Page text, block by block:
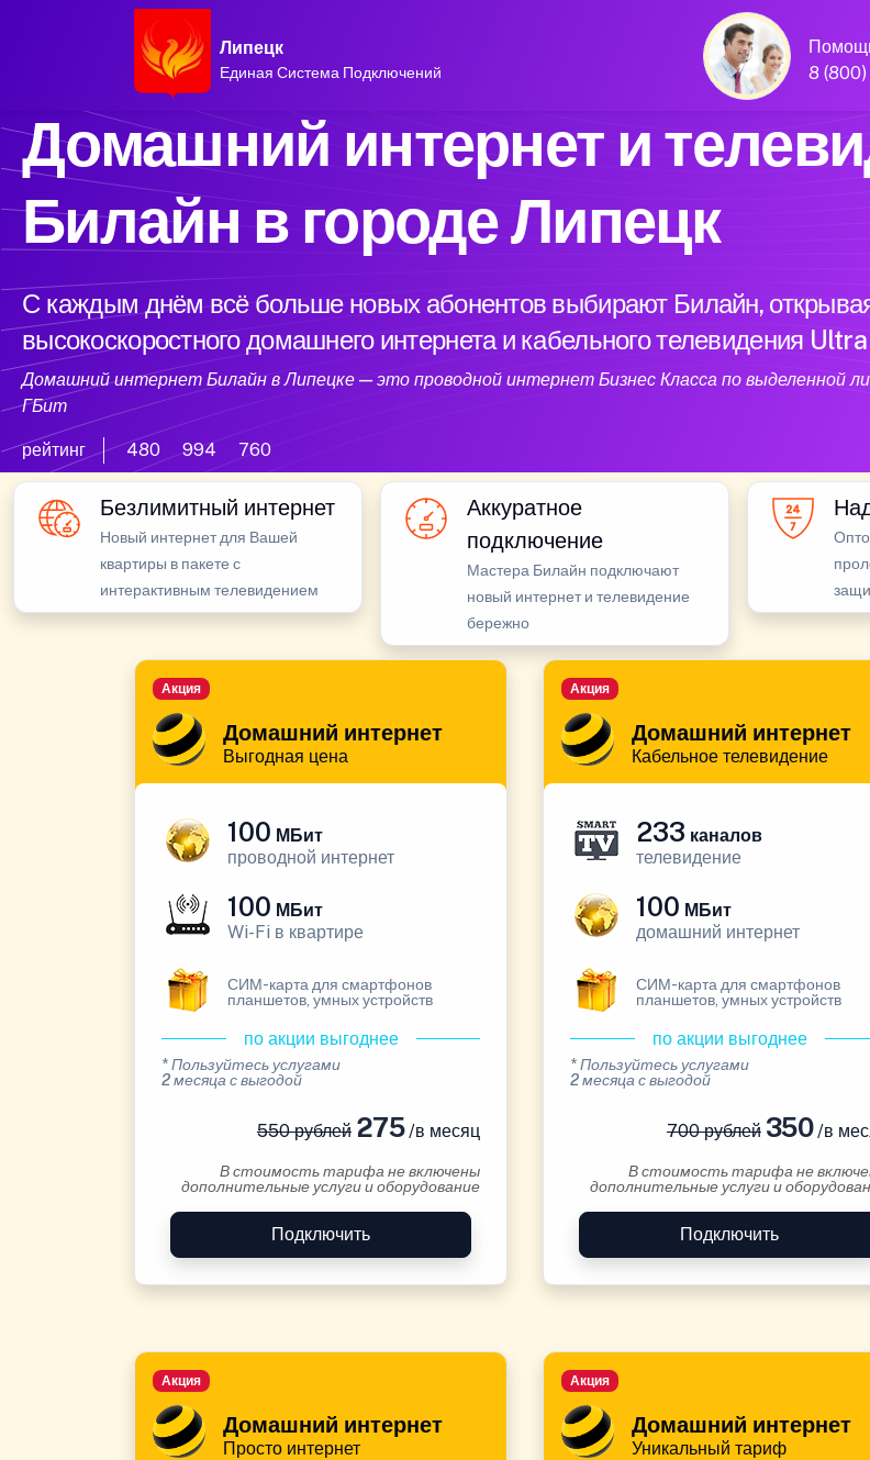
Липецк
Единая Система Подключений
8
Домашний интернет и
Билайн в городе Липецк
С каждым днём всё больше новых абонентов выбирают Билайн,
высокоскоростного домашнего интернета и кабельного телевидения
Домашний интернет Билайн в Липецке — это проводной интернет Бизнес Класса по выделенной
ГБит
рейтинг 480 994 760
Безлимитный интернет
Новый интернет для Вашей
квартиры в пакете с
интерактивным телевидением
Аккуратное
подключение
Мастера Билайн подключают
новый интернет и телевидение
бережно
Домашний интернет
Выгодная цена
Акция
100 МБит
проводной интернет
100 МБит
Wi-Fi в квартире
СИМ-карта для смартфонов
планшетов, умных устройств
по акции выгоднее
* Пользуйтесь услугами
2 месяца с выгодой
550 рублей275/в месяц
В стоимость тарифа не включены
дополнительные услуги и оборудование
Подключить
Домашний интернет
Кабельное телевидение
Акция
233 каналов
телевидение
100 МБит
домашний интернет
СИМ-карта для смартфонов
планшетов, умных устройств
по акции выгоднее
* Пользуйтесь услугами
2 месяца с выгодой
700 рублей350/в
В стоимость тарифа не
дополнительные услуги и
Подключить
Домашний интернет
Просто интернет
Акция
Домашний интернет
Уникальный тариф
Акция